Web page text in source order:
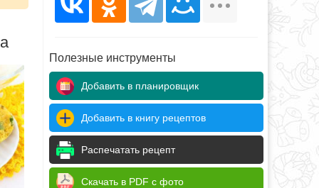
Полезные инструменты
Добавить в планировщик
Добавить в книгу рецептов
Распечатать рецепт
Скачать в PDF с фото